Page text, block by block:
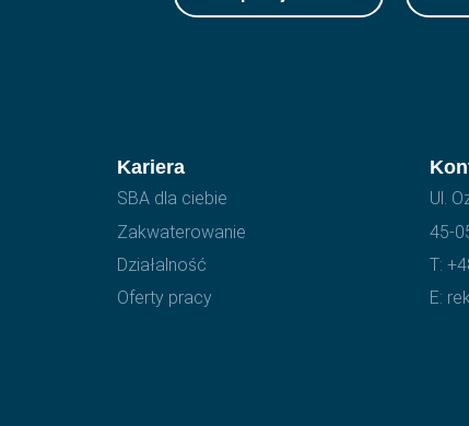
Kariera
SBA dla ciebie
Zakwaterowanie
Działalność
Oferty pracy
Ul.
45-
T:
E: